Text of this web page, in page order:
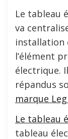
Le tableau
va
installation
l’élément
électrique.
répandus
marque
Le tableau
tableau